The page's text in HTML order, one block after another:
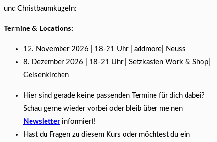
und Christbaumkugeln:
Termine & Locations:
12. November 2026 | 18-21 Uhr | addmore| Neuss
8. Dezember 2026 | 18-21 Uhr | Setzkasten Work & Shop|
Gelsenkirchen
Hier sind gerade keine passenden Termine für dich dabei?
Schau gerne wieder vorbei oder bleib über meinen
Newsletter informiert!
Hast du Fragen zu diesem Kurs oder möchtest du ein